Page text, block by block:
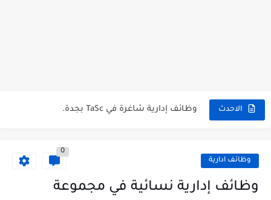
الاحدث وظائف إدارية شاغرة في TaSc بجدة.
مستشفى تداوي توفر وظائف للممرضين والممرضات برواتب مجزية في مكة...
فرص عمل و تدريب للخريجين في بوبا العربية.
وظائف ادارية
0
وظائف إدارية نسائية في مجموعة